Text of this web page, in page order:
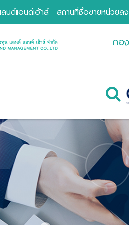
ลนด์แอนด์เฮ้าส์ สถานที่ซื้อขายหน่วยล
กอ